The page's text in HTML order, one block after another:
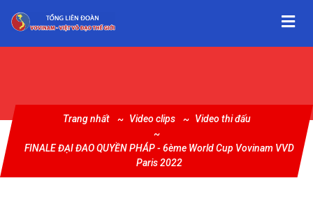
Trang nhất Video clips Video thi đấu
FINALE ĐẠI ĐAO QUYỀN PHÁP - 6ème World Cup Vovinam VVD
Paris 2022